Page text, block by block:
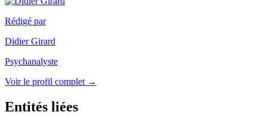
Rédigé par
Didier Girard
Psychanalyste
Voir le profil complet →
Entités liées